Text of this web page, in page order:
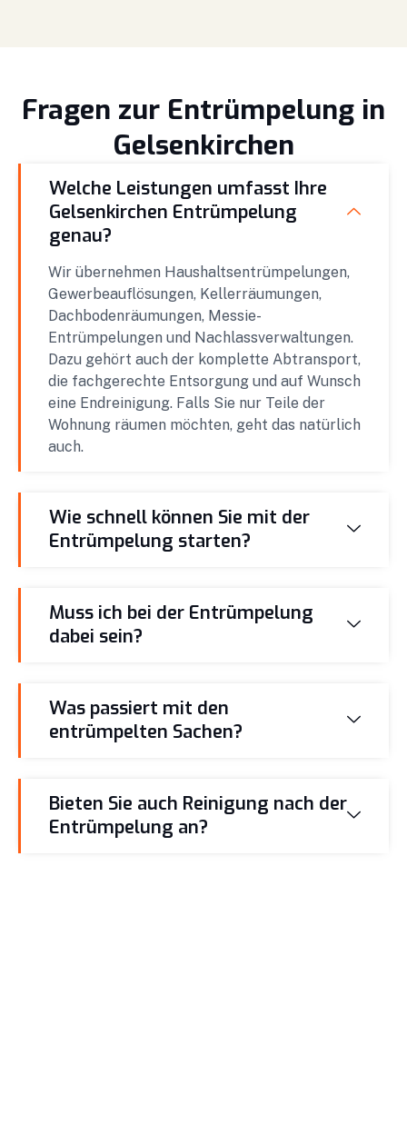
Fragen zur Entrümpelung in
Gelsenkirchen
Welche Leistungen umfasst Ihre
Gelsenkirchen Entrümpelung
genau?
Wir übernehmen Haushaltsentrümpelungen,
Gewerbeauflösungen, Kellerräumungen,
Dachbodenräumungen, Messie-
Entrümpelungen und Nachlassverwaltungen.
Dazu gehört auch der komplette Abtransport,
die fachgerechte Entsorgung und auf Wunsch
eine Endreinigung. Falls Sie nur Teile der
Wohnung räumen möchten, geht das natürlich
auch.
Wie schnell können Sie mit der
Entrümpelung starten?
Muss ich bei der Entrümpelung
dabei sein?
Was passiert mit den
entrümpelten Sachen?
Bieten Sie auch Reinigung nach der
Entrümpelung an?